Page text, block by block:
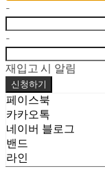
-
-
재입고 시 알림
신청하기
페이스북
카카오톡
네이버 블로그
밴드
라인